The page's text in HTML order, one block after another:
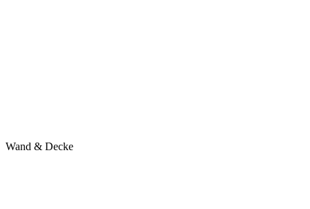
Wand & Decke